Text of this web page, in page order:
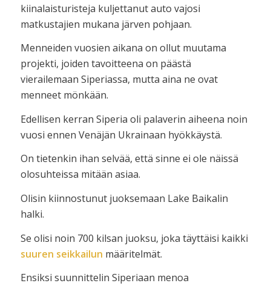
kiinalaisturisteja kuljettanut auto vajosi
matkustajien mukana järven pohjaan.
Menneiden vuosien aikana on ollut muutama
projekti, joiden tavoitteena on päästä
vierailemaan Siperiassa, mutta aina ne ovat
menneet mönkään.
Edellisen kerran Siperia oli palaverin aiheena noin
vuosi ennen Venäjän Ukrainaan hyökkäystä.
On tietenkin ihan selvää, että sinne ei ole näissä
olosuhteissa mitään asiaa.
Olisin kiinnostunut juoksemaan Lake Baikalin
halki.
Se olisi noin 700 kilsan juoksu, joka täyttäisi kaikki
suuren seikkailun määritelmät.
Ensiksi suunnittelin Siperiaan menoa